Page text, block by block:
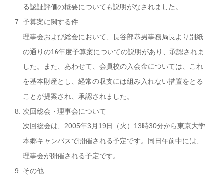
る認証評価の概要についても説明がなされました。
予算案に関する件
理事会および総会において、長谷部恭男事務局長より別紙
の通りの16年度予算案についての説明があり、承認されま
した。また、あわせて、会員校の入会金については、これ
を基本財産とし、経常の収支には組み入れない措置をとる
ことが提案され、承認されました。
次回総会・理事会について
次回総会は、2005年3月19日（火）13時30分から東京大学
本郷キャンパスで開催される予定です。同日午前中には、
理事会が開催される予定です。
その他